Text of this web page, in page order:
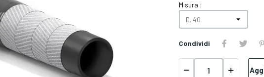
Misura :
Condividi